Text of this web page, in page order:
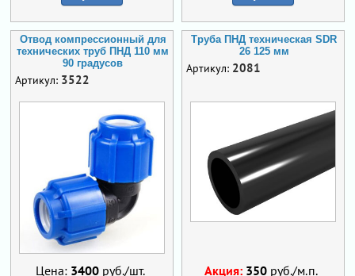
Отвод компрессионный для
технических труб ПНД 110 мм
90 градусов
Артикул: 3522
Цена: 3400руб./шт.
Труба ПНД техническая SDR
26 125 мм
Артикул: 2081
Акция: 350 руб./м.п.